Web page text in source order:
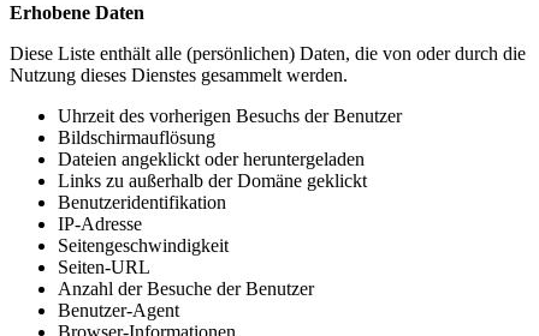
Erhobene Daten
Diese Liste enthält alle (persönlichen) Daten, die von oder durch die
Nutzung dieses Dienstes gesammelt werden.
Uhrzeit des vorherigen Besuchs der Benutzer
Bildschirmauflösung
Dateien angeklickt oder heruntergeladen
Links zu außerhalb der Domäne geklickt
Benutzeridentifikation
IP-Adresse
Seitengeschwindigkeit
Seiten-URL
Anzahl der Besuche der Benutzer
Benutzer-Agent
Browser-Informationen